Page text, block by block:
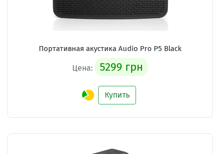
Портативная акустика Audio Pro P5 Black
Цена: 5299 грн
Купить